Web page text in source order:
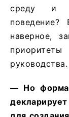
среду и
наверное,
руководства.
— Но